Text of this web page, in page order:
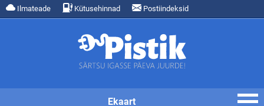
Ilmateade Kütusehinnad Postiindeksid
Ekaart